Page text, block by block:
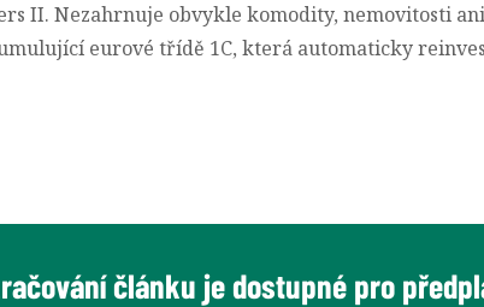
II. Nezahrnuje obvykle komodity, nemovitosti
eurové třídě 1C, která automaticky
článku je dostupné pro